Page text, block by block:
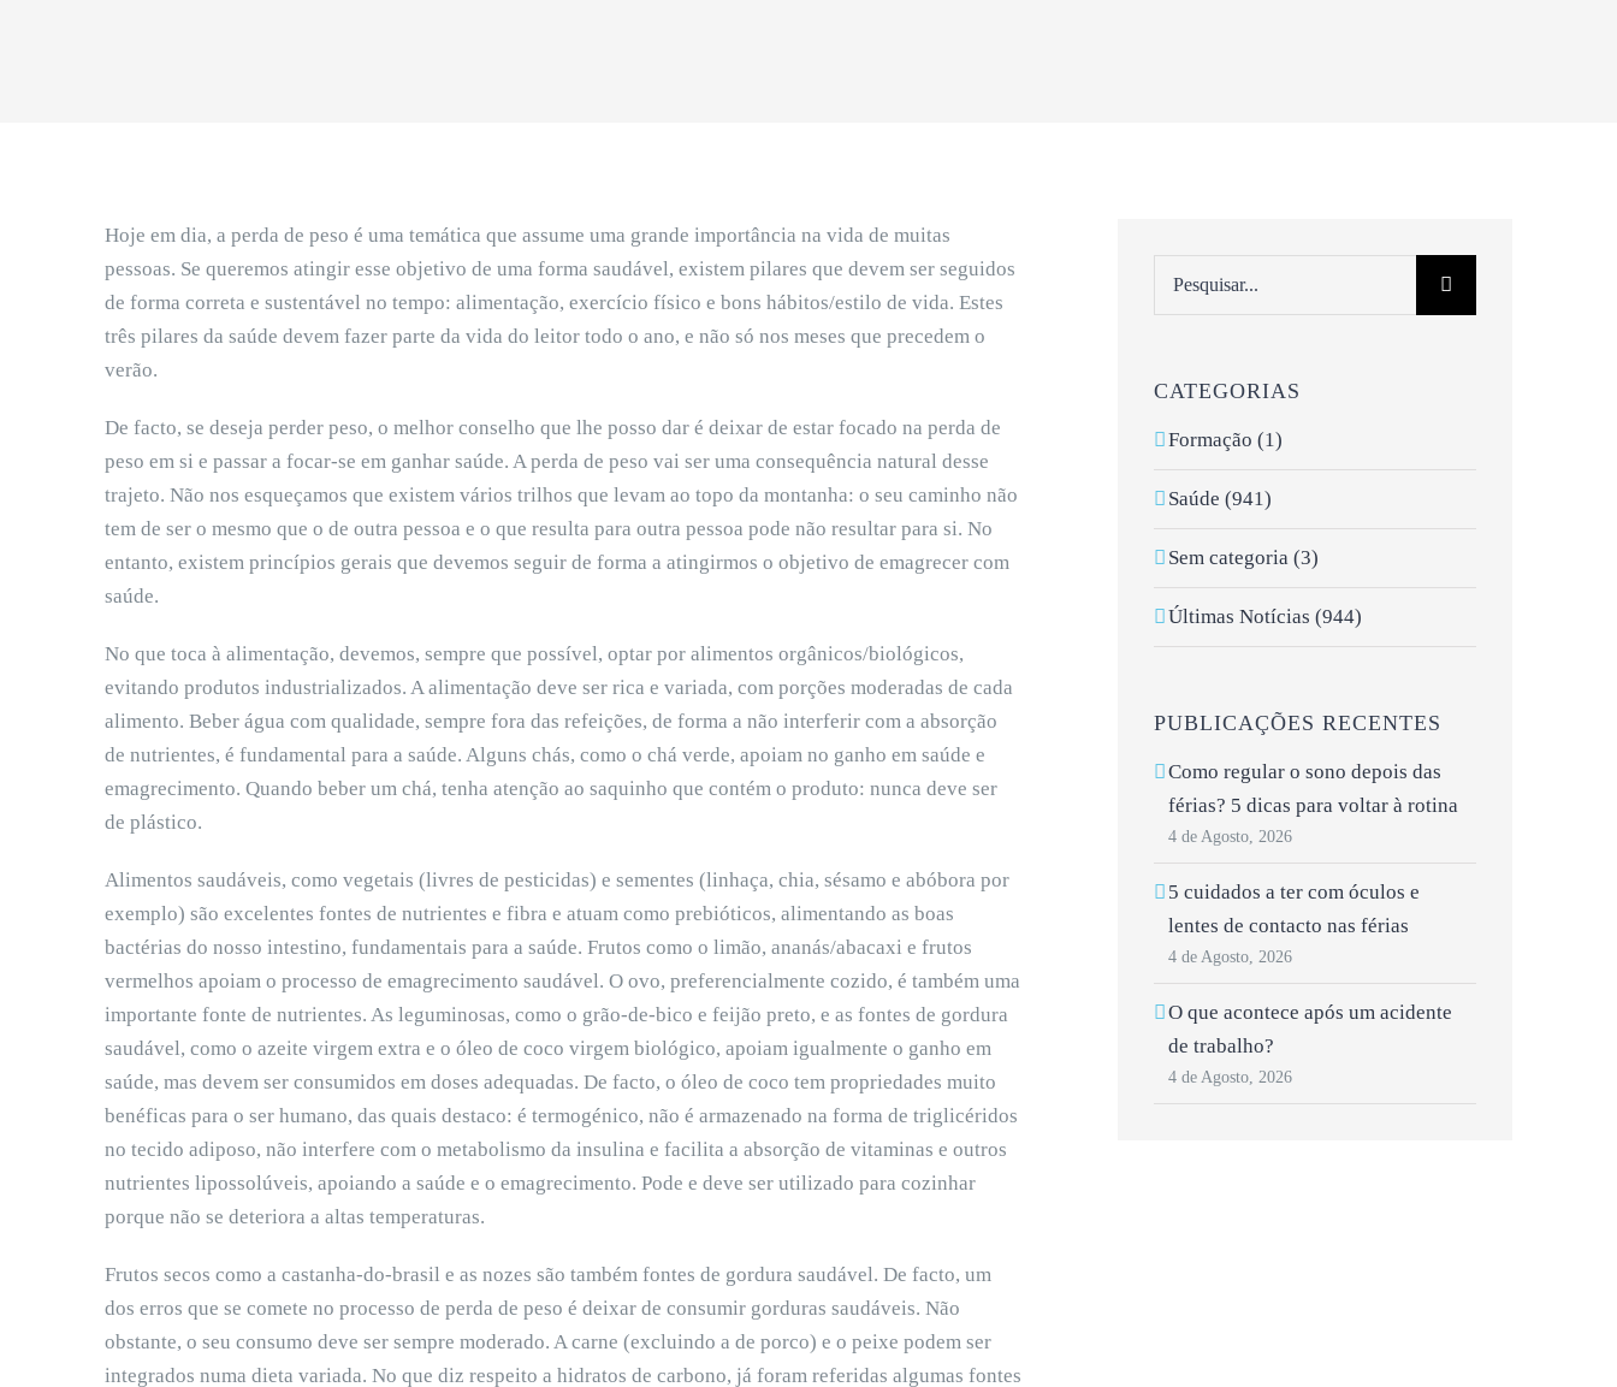
Hoje em dia, a perda de peso é uma temática que assume uma grande importância na vida de muitas
pessoas. Se queremos atingir esse objetivo de uma forma saudável, existem pilares que devem ser seguidos
de forma correta e sustentável no tempo: alimentação, exercício físico e bons hábitos/estilo de vida. Estes
três pilares da saúde devem fazer parte da vida do leitor todo o ano, e não só nos meses que precedem o
verão.
De facto, se deseja perder peso, o melhor conselho que lhe posso dar é deixar de estar focado na perda de
peso em si e passar a focar-se em ganhar saúde. A perda de peso vai ser uma consequência natural desse
trajeto. Não nos esqueçamos que existem vários trilhos que levam ao topo da montanha: o seu caminho não
tem de ser o mesmo que o de outra pessoa e o que resulta para outra pessoa pode não resultar para si. No
entanto, existem princípios gerais que devemos seguir de forma a atingirmos o objetivo de emagrecer com
saúde.
No que toca à alimentação, devemos, sempre que possível, optar por alimentos orgânicos/biológicos,
evitando produtos industrializados. A alimentação deve ser rica e variada, com porções moderadas de cada
alimento. Beber água com qualidade, sempre fora das refeições, de forma a não interferir com a absorção
de nutrientes, é fundamental para a saúde. Alguns chás, como o chá verde, apoiam no ganho em saúde e
emagrecimento. Quando beber um chá, tenha atenção ao saquinho que contém o produto: nunca deve ser
de plástico.
Alimentos saudáveis, como vegetais (livres de pesticidas) e sementes (linhaça, chia, sésamo e abóbora por
exemplo) são excelentes fontes de nutrientes e fibra e atuam como prebióticos, alimentando as boas
bactérias do nosso intestino, fundamentais para a saúde. Frutos como o limão, ananás/abacaxi e frutos
vermelhos apoiam o processo de emagrecimento saudável. O ovo, preferencialmente cozido, é também uma
importante fonte de nutrientes. As leguminosas, como o grão-de-bico e feijão preto, e as fontes de gordura
saudável, como o azeite virgem extra e o óleo de coco virgem biológico, apoiam igualmente o ganho em
saúde, mas devem ser consumidos em doses adequadas. De facto, o óleo de coco tem propriedades muito
benéficas para o ser humano, das quais destaco: é termogénico, não é armazenado na forma de triglicéridos
no tecido adiposo, não interfere com o metabolismo da insulina e facilita a absorção de vitaminas e outros
nutrientes lipossolúveis, apoiando a saúde e o emagrecimento. Pode e deve ser utilizado para cozinhar
porque não se deteriora a altas temperaturas.
Frutos secos como a castanha-do-brasil e as nozes são também fontes de gordura saudável. De facto, um
dos erros que se comete no processo de perda de peso é deixar de consumir gorduras saudáveis. Não
obstante, o seu consumo deve ser sempre moderado. A carne (excluindo a de porco) e o peixe podem ser
integrados numa dieta variada. No que diz respeito a hidratos de carbono, já foram referidas algumas fontes
CATEGORIAS
Formação (1)
Saúde (941)
Sem categoria (3)
Últimas Notícias (944)
PUBLICAÇÕES RECENTES
Como regular o sono depois das
férias? 5 dicas para voltar à rotina
4 de Agosto, 2026
5 cuidados a ter com óculos e
lentes de contacto nas férias
4 de Agosto, 2026
O que acontece após um acidente
de trabalho?
4 de Agosto, 2026